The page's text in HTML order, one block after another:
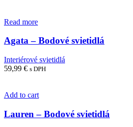
Read more
Agata – Bodové svietidlá
Interiérové svietidlá
59,99 € s DPH
Add to cart
Lauren – Bodové svietidlá